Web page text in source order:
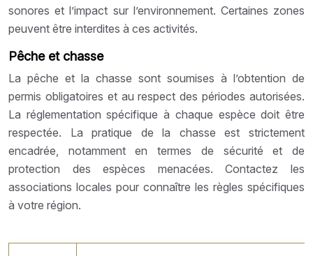
sonores et l’impact sur l’environnement. Certaines zones
peuvent être interdites à ces activités.
Pêche et chasse
La pêche et la chasse sont soumises à l’obtention de
permis obligatoires et au respect des périodes autorisées.
La réglementation spécifique à chaque espèce doit être
respectée. La pratique de la chasse est strictement
encadrée, notamment en termes de sécurité et de
protection des espèces menacées. Contactez les
associations locales pour connaître les règles spécifiques
à votre région.